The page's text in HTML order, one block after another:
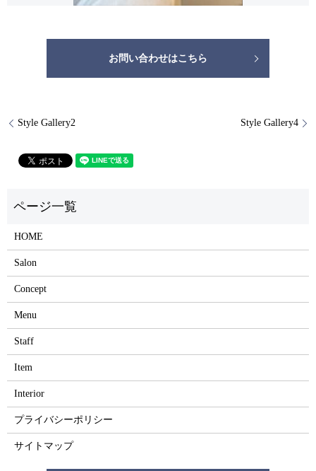
お問い合わせはこちら
Style Gallery2 Style Gallery4
HOME
Salon
Concept
Menu
Staff
Item
Interior
プライバシーポリシー
サイトマップ